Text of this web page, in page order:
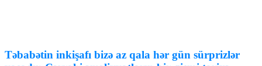
Təbabətin inkişafı bizə az qala hər gün sürprizlər